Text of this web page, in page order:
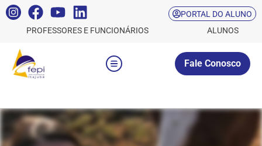
PORTAL DO ALUNO
PROFESSORES E FUNCIONÁRIOS
ALUNOS
Fale Conosco